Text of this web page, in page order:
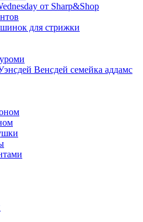
от Sharp&Shop
для стрижки
Венсдей семейка аддамс